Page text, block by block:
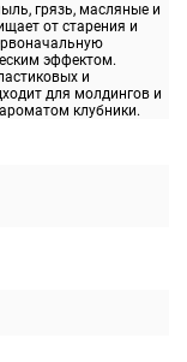
грязь, масляные и
от старения и
эффектом.
и
для молдингов и
клубники.